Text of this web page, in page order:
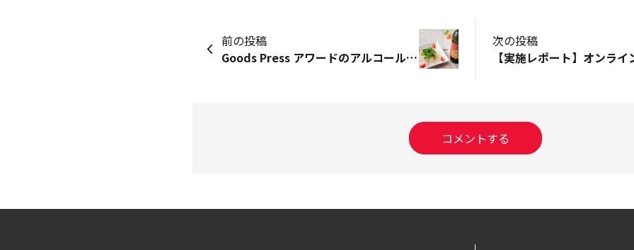
前の投稿
Goods Press アワードのアルコール飲料部門で大賞受賞！！
次の投稿
コメントする